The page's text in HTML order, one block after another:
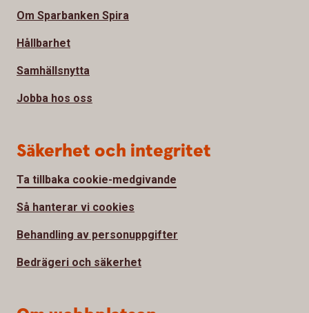
Om Sparbanken Spira
Hållbarhet
Samhällsnytta
Jobba hos oss
Säkerhet och integritet
Ta tillbaka cookie-medgivande
Så hanterar vi cookies
Behandling av personuppgifter
Bedrägeri och säkerhet